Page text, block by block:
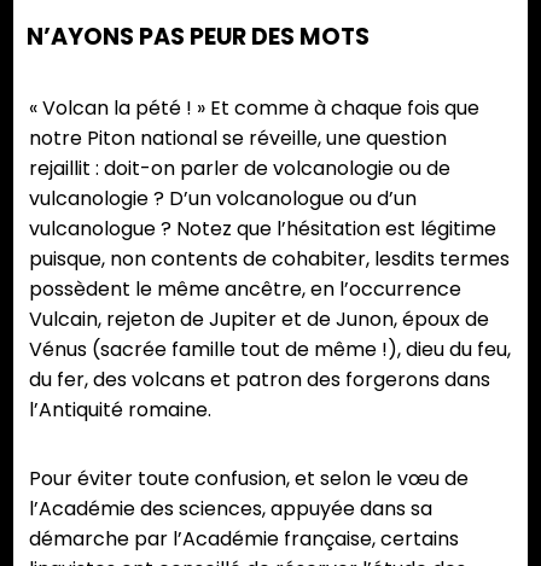
N’AYONS PAS PEUR DES MOTS
« Volcan la pété ! » Et comme à chaque fois que
notre Piton national se réveille, une question
rejaillit : doit-on parler de volcanologie ou de
vulcanologie ? D’un volcanologue ou d’un
vulcanologue ? Notez que l’hésitation est légitime
puisque, non contents de cohabiter, lesdits termes
possèdent le même ancêtre, en l’occurrence
Vulcain, rejeton de Jupiter et de Junon, époux de
Vénus (sacrée famille tout de même !), dieu du feu,
du fer, des volcans et patron des forgerons dans
l’Antiquité romaine.
Pour éviter toute confusion, et selon le vœu de
l’Académie des sciences, appuyée dans sa
démarche par l’Académie française, certains